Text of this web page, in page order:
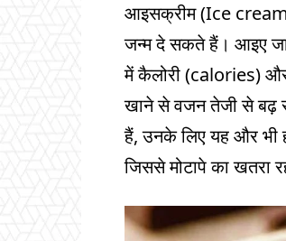
आइसक्रीम (Ice cream)
जन्म दे सकते हैं। आइए
में कैलोरी (calories) और
खाने से वजन तेजी से बढ़
हैं, उनके लिए यह और भी
जिससे मोटापे का खतरा